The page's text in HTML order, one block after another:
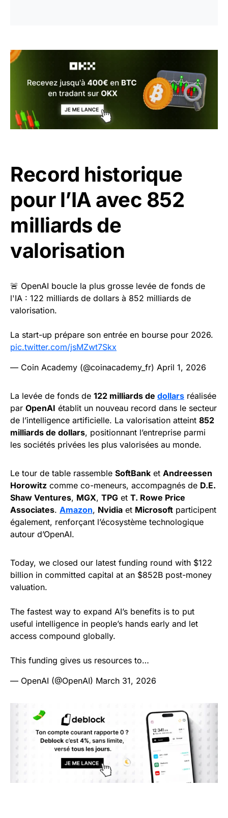
Record historique
pour l’IA avec 852
milliards de
valorisation
🚨 OpenAI boucle la plus grosse levée de fonds de
l'IA : 122 milliards de dollars à 852 milliards de
valorisation.
La start-up prépare son entrée en bourse pour 2026.
pic.twitter.com/jsMZwt7Skx
— Coin Academy (@coinacademy_fr) April 1, 2026
La levée de fonds de 122 milliards de dollars réalisée
par OpenAI établit un nouveau record dans le secteur
de l’intelligence artificielle. La valorisation atteint 852
milliards de dollars, positionnant l’entreprise parmi
les sociétés privées les plus valorisées au monde.
Le tour de table rassemble SoftBank et Andreessen
Horowitz comme co-meneurs, accompagnés de D.E.
Shaw Ventures, MGX, TPG et T. Rowe Price
Associates. Amazon, Nvidia et Microsoft participent
également, renforçant l’écosystème technologique
autour d’OpenAI.
Today, we closed our latest funding round with $122
billion in committed capital at an $852B post-money
valuation.
The fastest way to expand AI’s benefits is to put
useful intelligence in people’s hands early and let
access compound globally.
This funding gives us resources to…
— OpenAI (@OpenAI) March 31, 2026